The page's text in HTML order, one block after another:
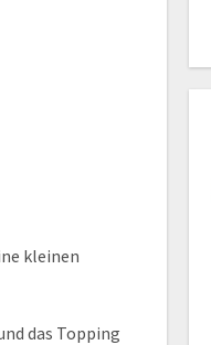
kleinen
das Topping